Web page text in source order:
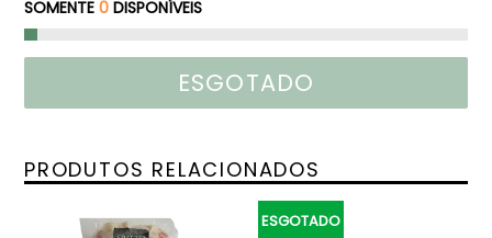
SOMENTE 0 DISPONÍVEIS
ESGOTADO
PRODUTOS RELACIONADOS
ESGOTADO